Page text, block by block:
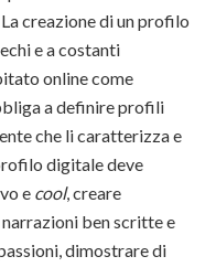
creazione di un profilo
e a costanti
online come
a definire profili
che li caratterizza e
digitale deve
e cool, creare
ben scritte e
dimostrare di